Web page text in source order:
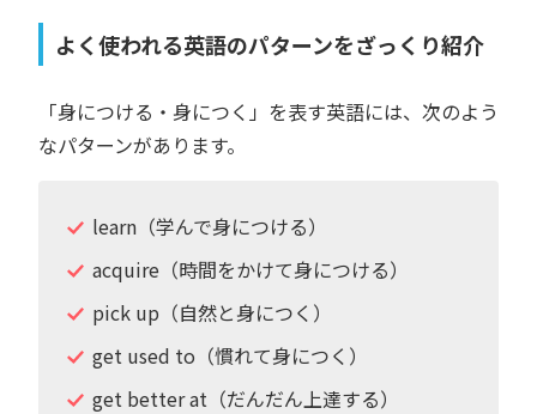
よく使われる英語のパターンをざっくり紹介
「身につける・身につく」を表す英語には、次のよう
なパターンがあります。
learn（学んで身につける）
acquire（時間をかけて身につける）
pick up（自然と身につく）
get used to（慣れて身につく）
get better at（だんだん上達する）